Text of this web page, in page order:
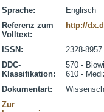
Sprache:
Englisch
Referenz zum
Volltext:
http://
ISSN:
2328-8957
DDC-
Klassifikation:
570 -
610 -
Dokumentart:
Zur